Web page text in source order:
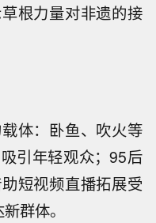
根力量对非遗的接
体：卧鱼、吹火等
引年轻观众；95后
短视频直播拓展受
群体。